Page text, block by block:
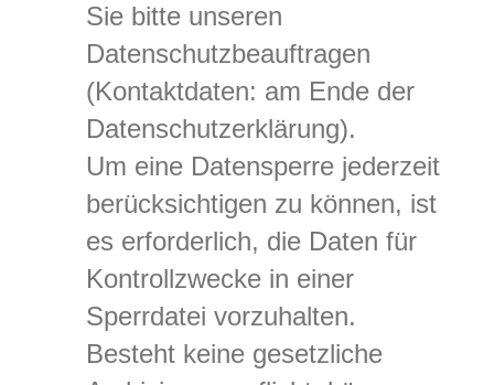
Sie bitte unseren
Datenschutzbeauftragen
(Kontaktdaten: am Ende der
Datenschutzerklärung).
Um eine Datensperre jederzeit
berücksichtigen zu können, ist
es erforderlich, die Daten für
Kontrollzwecke in einer
Sperrdatei vorzuhalten.
Besteht keine gesetzliche